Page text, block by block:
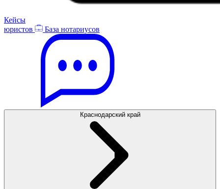
Кейсы
юристов
База нотариусов
Краснодарский край